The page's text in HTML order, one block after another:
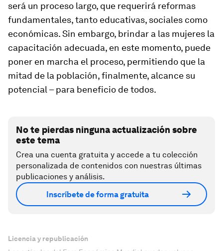
será un proceso largo, que requerirá reformas
fundamentales, tanto educativas, sociales como
económicas. Sin embargo, brindar a las mujeres la
capacitación adecuada, en este momento, puede
poner en marcha el proceso, permitiendo que la
mitad de la población, finalmente, alcance su
potencial – para beneficio de todos.
No te pierdas ninguna actualización sobre
este tema
Crea una cuenta gratuita y accede a tu colección
personalizada de contenidos con nuestras últimas
publicaciones y análisis.
Inscríbete de forma gratuita
Licencia y republicación